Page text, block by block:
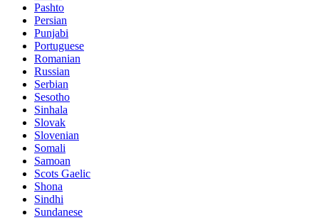
Pashto
Persian
Punjabi
Portuguese
Romanian
Russian
Serbian
Sesotho
Sinhala
Slovak
Slovenian
Somali
Samoan
Scots Gaelic
Shona
Sindhi
Sundanese